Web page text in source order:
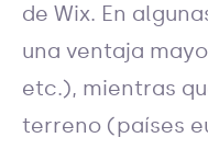
de Wix. En
una ventaja
etc.), mientras
terreno (países